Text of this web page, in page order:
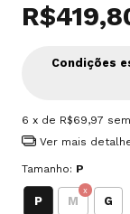
Condições
6 x de R$69,97
Ver mais
Tamanho: P
P M G